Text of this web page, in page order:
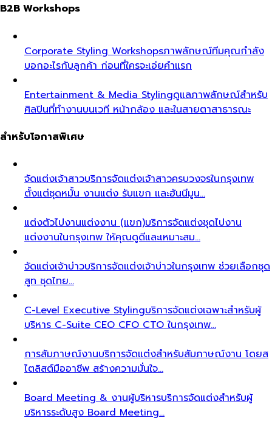
B2B Workshops
Corporate Styling Workshopsภาพลักษณ์ทีมคุณกำลัง
บอกอะไรกับลูกค้า ก่อนที่ใครจะเอ่ยคำแรก
Entertainment & Media Stylingดูแลภาพลักษณ์สำหรับ
ศิลปินที่ทำงานบนเวที หน้ากล้อง และในสายตาสาธารณะ
สำหรับโอกาสพิเศษ
จัดแต่งเจ้าสาวบริการจัดแต่งเจ้าสาวครบวงจรในกรุงเทพ
ตั้งแต่ชุดหมั้น งานแต่ง รับแขก และฮันนีมูน…
แต่งตัวไปงานแต่งงาน (แขก)บริการจัดแต่งชุดไปงาน
แต่งงานในกรุงเทพ ให้คุณดูดีและเหมาะสม…
จัดแต่งเจ้าบ่าวบริการจัดแต่งเจ้าบ่าวในกรุงเทพ ช่วยเลือกชุด
สูท ชุดไทย…
C-Level Executive Stylingบริการจัดแต่งเฉพาะสำหรับผู้
บริหาร C-Suite CEO CFO CTO ในกรุงเทพ…
การสัมภาษณ์งานบริการจัดแต่งสำหรับสัมภาษณ์งาน โดยส
ไตลิสต์มืออาชีพ สร้างความมั่นใจ…
Board Meeting & งานผู้บริหารบริการจัดแต่งสำหรับผู้
บริหารระดับสูง Board Meeting…